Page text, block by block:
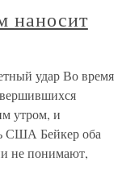
наносит
удар Во время
утром, и
США Бейкер оба
не понимают,